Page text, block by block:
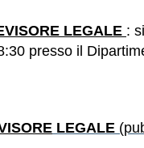
LEGALE :
presso il
LEGALE